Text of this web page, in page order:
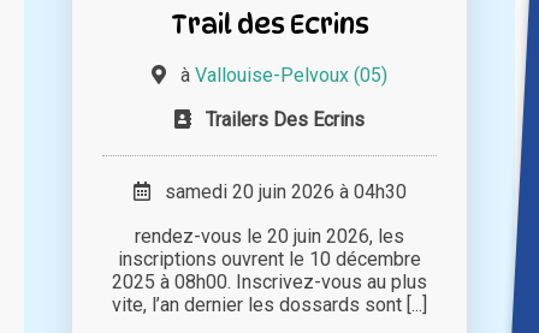
Trail des Ecrins
à Vallouise-Pelvoux (05)
Trailers Des Ecrins
samedi 20 juin 2026 à 04h30
rendez-vous le 20 juin 2026, les
inscriptions ouvrent le 10 décembre
2025 à 08h00. Inscrivez-vous au plus
vite, l’an dernier les dossards sont [...]